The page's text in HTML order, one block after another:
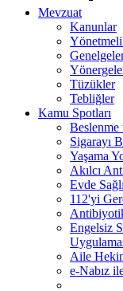
Mevzuat
Kanunlar
Tüzükler
Tebliğler
Kamu Spotları
Beslenme
Sigarayı
Yaşama
Akılcı
Evde
112'yi
Engelsiz
Aile
e-Nabız